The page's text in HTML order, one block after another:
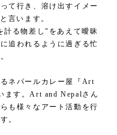
て行き、溶け出すイメー
言います。
計る物差し"をあえて曖昧
追われるように過ぎる忙
ネパールカレー屋『Art
ます。Art and Nepalさん
も様々なアート活動を行
。